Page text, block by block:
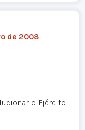
de 2008
Ejército